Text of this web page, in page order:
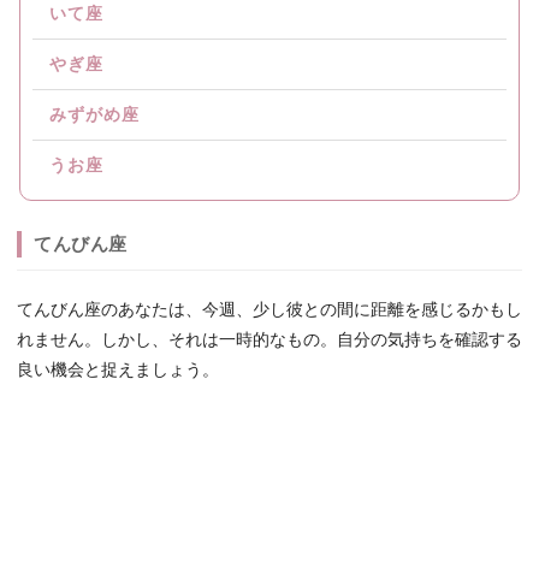
いて座
やぎ座
みずがめ座
うお座
てんびん座
てんびん座のあなたは、今週、少し彼との間に距離を感じるかもし
れません。しかし、それは一時的なもの。自分の気持ちを確認する
良い機会と捉えましょう。